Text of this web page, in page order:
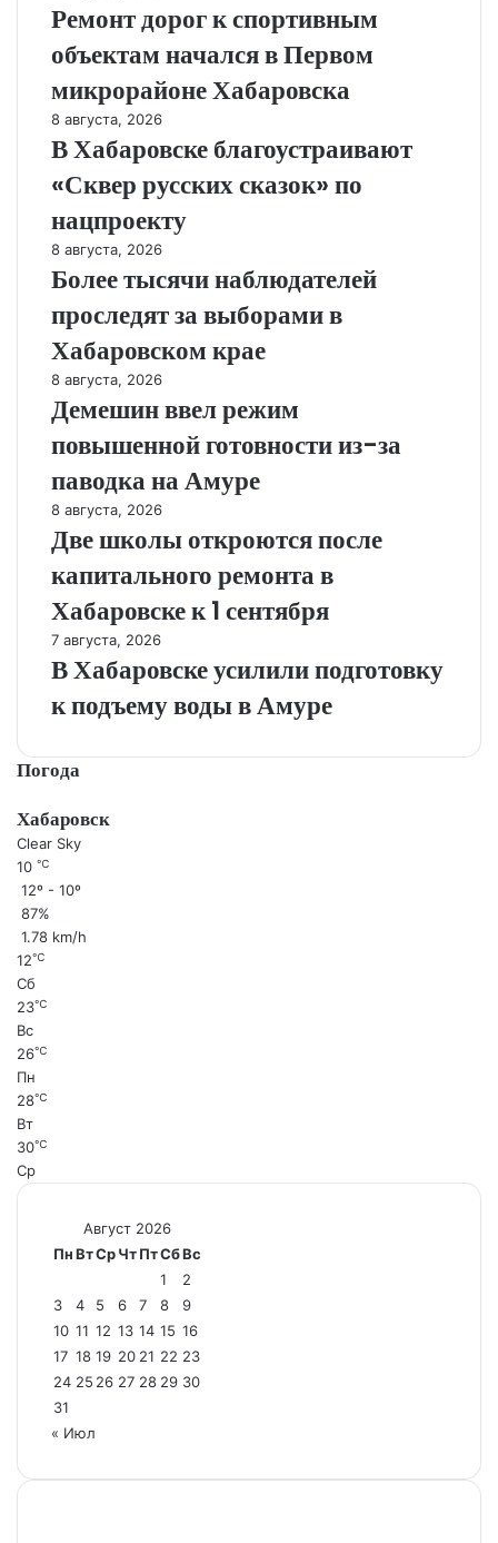
Ремонт дорог к спортивным
объектам начался в Первом
микрорайоне Хабаровска
8 августа, 2026
В Хабаровске благоустраивают
«Сквер русских сказок» по
нацпроекту
8 августа, 2026
Более тысячи наблюдателей
проследят за выборами в
Хабаровском крае
8 августа, 2026
Демешин ввел режим
повышенной готовности из-за
паводка на Амуре
8 августа, 2026
Две школы откроются после
капитального ремонта в
Хабаровске к 1 сентября
7 августа, 2026
В Хабаровске усилили подготовку
к подъему воды в Амуре
Погода
Хабаровск
Clear Sky
10 ℃
12º - 10º
87%
1.78 km/h
12℃
Сб
23℃
Вс
26℃
Пн
28℃
Вт
30℃
Ср
Август 2026
ПнВтСрЧтПтСбВс
1
2
3
4 5 6 7 8
9
10 11 12 13 14 15 16
17 18 19 20 21 22 23
24 25 26 27 28 29 30
31
« Июл